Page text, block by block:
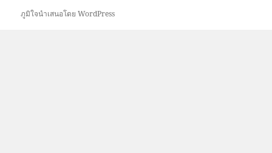
ภูมิใจนำเสนอโดย WordPress